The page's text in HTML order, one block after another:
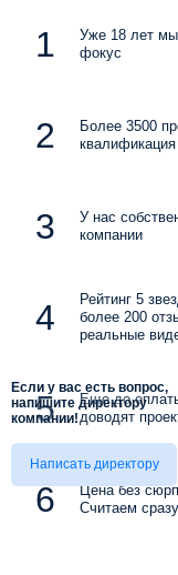
Уже 18 лет мы
фокус
Более 3500
У нас
компании
Рейтинг 5
более 200
реальные
Еще до
доводят
Цена без
Считаем
Если у вас есть вопрос,
напишите директору
компании!
Написать директору